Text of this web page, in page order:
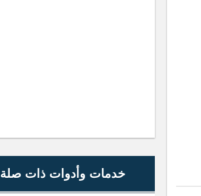
خدمات وأدوات ذات صلة